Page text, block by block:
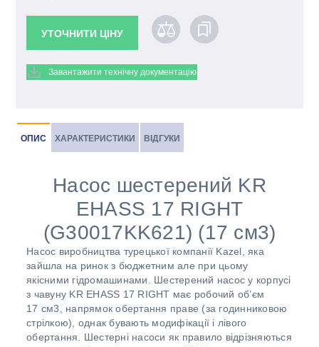
УТОЧНИТИ ЦІНУ
Завантажити технічну документацію
ОПИС ХАРАКТЕРИСТИКИ ВІДГУКИ
Насос шестерений KR
EHASS 17 RIGHT
(G30017KK621) (17 см3)
Насос виробництва турецької компанії Kazel, яка
зайшла на ринок з бюджетним але при цьому
якісними гідромашинами. Шестерений насос у корпусі
з чавуну KR EHASS 17 RIGHT має робочий об’єм
17 см3, напрямок обертання праве (за годинниковою
стрілкою), однак бувають модифікації і лівого
обертання. Шестерні насоси як правило відрізняються